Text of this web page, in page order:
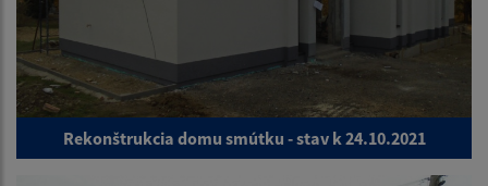
Rekonštrukcia domu smútku - stav k 24.10.2021